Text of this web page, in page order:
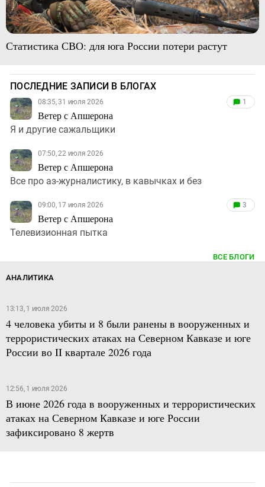
Статистика СВО: для юга России потери растут
ПОСЛЕДНИЕ ЗАПИСИ В БЛОГАХ
08:35, 31 июля 2026
Ветер с Апшерона
1
Я и другие сажальщики
07:50, 22 июля 2026
Ветер с Апшерона
Все про аз-журналистику, в кавычках и без
09:00, 17 июля 2026
Ветер с Апшерона
3
Телевизионная пытка
ВСЕ БЛОГИ
АНАЛИТИКА
13:13, 1 июля 2026
4 человека убиты и 8 были ранены в вооруженных и
террористических атаках на Северном Кавказе и юге
России во II квартале 2026 года
12:56, 1 июля 2026
В июне 2026 года в вооруженных и террористических
атаках на Северном Кавказе и юге России
зафиксировано 8 жертв